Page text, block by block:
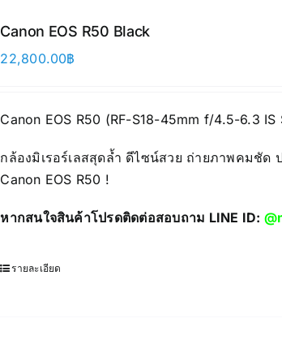
Canon EOS R50 Black
22,800.00฿
Canon EOS R50 (RF-S18-45mm f/4.5-6.3 IS
กล้องมิเรอร์เลสสุดล้ำ ดีไซน์สวย ถ่ายภาพคมชั
Canon EOS R50 !
หากสนใจสินค้าโปรดติดต่อสอบถาม LINE ID:
รายละเอียด